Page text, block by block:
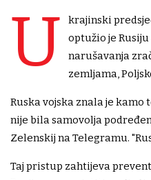
U
krajinski
optužio je
narušavanja
zemljama,
Ruska vojska znala je
nije bila samovolja
Zelenskij na Telegramu.
Taj pristup zahtijeva